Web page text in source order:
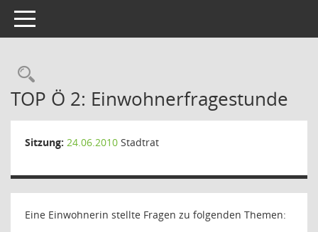
Toggle navigation
Rechercheauswahl
TOP Ö 2: Einwohnerfragestunde
Sitzung: 24.06.2010 Stadtrat
Eine Einwohnerin stellte Fragen zu folgenden Themen: